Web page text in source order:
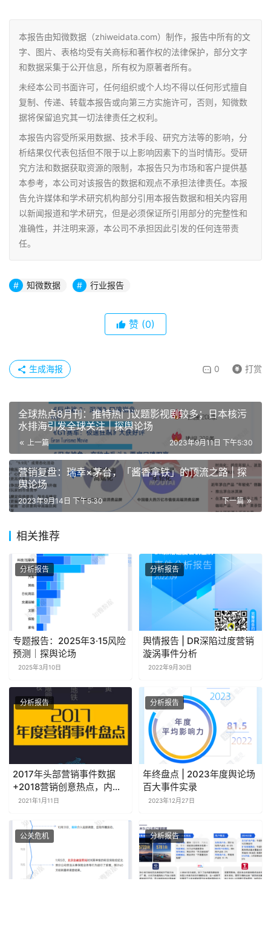
本报告由知微数据（zhiweidata.com）制作，报告中所有的文
字、图片、表格均受有关商标和著作权的法律保护，部分文字
和数据采集于公开信息，所有权为原著者所有。
未经本公司书面许可，任何组织或个人均不得以任何形式擅自
复制、传递、转载本报告或向第三方实施许可，否则，知微数
据将保留追究其一切法律责任之权利。
本报告内容受所采用数据、技术手段、研究方法等的影响，分
析结果仅代表包括但不限于以上影响因素下的当时情形。受研
究方法和数据获取资源的限制，本报告只为市场和客户提供基
本参考，本公司对该报告的数据和观点不承担法律责任。本报
告允许媒体和学术研究机构部分引用本报告数据和相关内容用
以新闻报道和学术研究，但是必须保证所引用部分的完整性和
准确性，并注明来源，本公司不承担因此引发的任何连带责
任。
知微数据 行业报告
赞 (0)
0 打赏
生成海报
全球热点8月刊：推特热门议题影视剧较多；日本核污
水排海引发全球关注 | 探舆论场
上一篇 2023年9月11日 下午5:30
营销复盘：瑞幸×茅台，「酱香拿铁」的顶流之路 | 探
舆论场
下一篇
2023年9月14日 下午5:30
相关推荐
分析报告
专题报告：2025年3·15风险
预测｜探舆论场
2025年3月10日
分析报告
舆情报告 | DR深陷过度营销
漩涡事件分析
2022年9月30日
分析报告
2017年头部营销事件数据
+2018营销创意热点，内附
获取方式！
2021年1月11日
分析报告
年终盘点 | 2023年度舆论场
百大事件实录
2023年12月27日
公关危机 分析报告